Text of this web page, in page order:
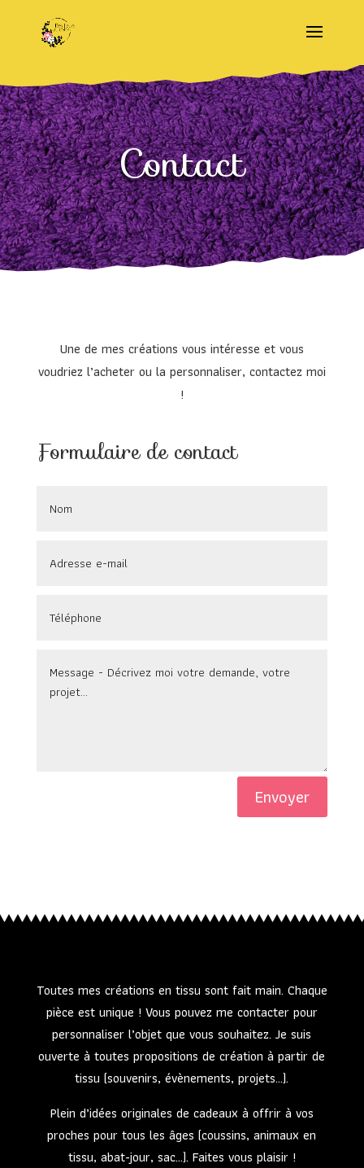
Contact
Une de mes créations vous intéresse et vous
voudriez l’acheter ou la personnaliser, contactez moi
!
Formulaire de contact
Envoyer
Toutes mes créations en tissu sont fait main. Chaque
pièce est unique ! Vous pouvez me contacter pour
personnaliser l’objet que vous souhaitez. Je suis
ouverte à toutes propositions de création à partir de
tissu (souvenirs, évènements, projets…).
Plein d’idées originales de cadeaux à offrir à vos
proches pour tous les âges (coussins, animaux en
tissu, abat-jour, sac…). Faites vous plaisir !